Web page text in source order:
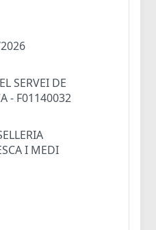
SERVEI DE
- F01140032
I MEDI